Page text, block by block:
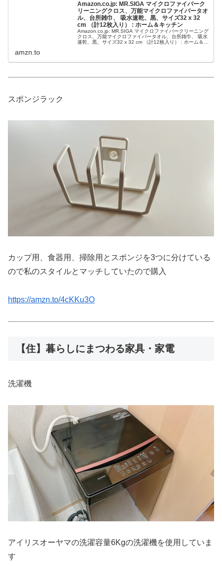
Amazon.co.jp: MR.SIGA マイクロファイバーク
リーニングクロス、万能マイクロファイバータオ
ル、台所雑巾、 吸水速乾、黒、サイズ32 x 32
cm （計12枚入り） : ホーム＆キッチン
Amazon.co.jp: MR.SIGA マイクロファイバークリーニング
クロス、万能マイクロファイバータオル、台所雑巾、 吸水
速乾、黒、サイズ32 x 32 cm （計12枚入り） : ホーム＆キ
amzn.to
スポンジラック
カップ用、食器用、掃除用とスポンジを3つに分けている
ので私のスタイルとマッチしていたので購入
https://amzn.to/4cKKu3O
【住】暮らしにまつわる家具・家電
洗濯機
アイリスオーヤマの洗濯容量6Kgの洗濯機を使用していま
す